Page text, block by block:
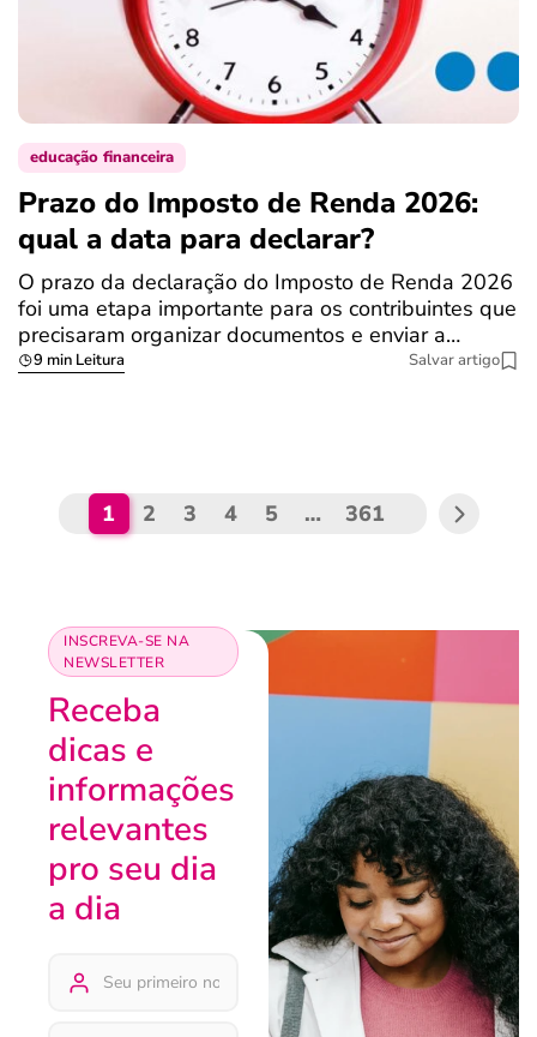
educação financeira
Prazo do Imposto de Renda 2026:
qual a data para declarar?
O prazo da declaração do Imposto de Renda 2026
foi uma etapa importante para os contribuintes que
precisaram organizar documentos e enviar a…
9 min Leitura Salvar artigo
1 2 3 4 5 … 361
INSCREVA-SE NA
NEWSLETTER
Receba
dicas e
informações
relevantes
pro seu dia
a dia